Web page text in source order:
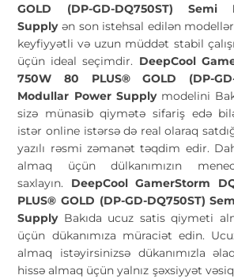
GOLD (DP-GD-DQ750ST)
Supplyən son istehsal edilən
keyfiyyətli və uzun müddət stabil
üçün ideal seçimdir. DeepCool
750W 80 PLUS® GOLD (DP-
Modullar Power Supplymodelini
sizə münasib qiymətə sifariş edə
istər online istərsə də real olaraq
yazılı rəsmi zəmanət təqdim edir.
almaq üçün dülkanımızın
saxlayın. DeepCool GamerStorm
PLUS® GOLD (DP-GD-DQ750ST)
Supply Bakıda ucuz satis qiymeti
üçün dükanımıza müraciət edin.
almaq istəyirsinizsə dükanımızla
hissə almaq üçün yalnız şəxsiyyət